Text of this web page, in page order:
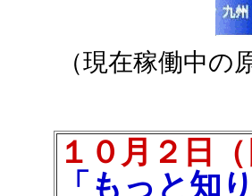
（現在稼働中
１０月２日（
「もっと知